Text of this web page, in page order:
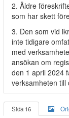
2. Äldre
som har skett
3. Den som vid
inte tidigare
med
ansökan om
den 1 april 2024
verksamheten till
Sida 16